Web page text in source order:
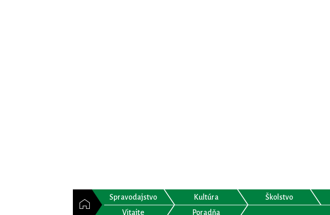
Spravodajstvo Kultúra Školstvo
Vitajte
Poradňa